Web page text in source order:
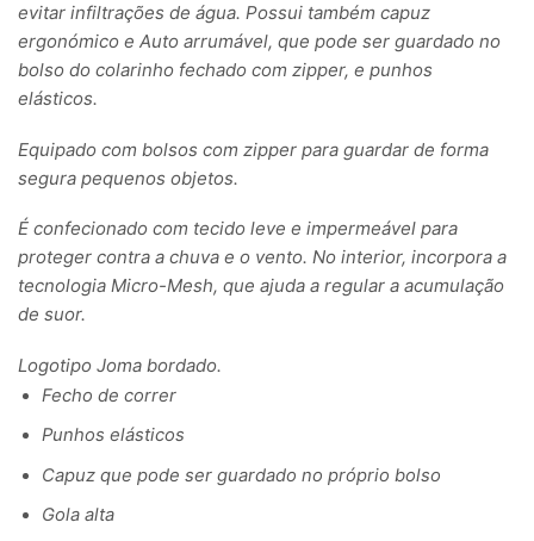
evitar infiltrações de água. Possui também capuz
ergonómico e Auto arrumável, que pode ser guardado no
bolso do colarinho fechado com zipper, e punhos
elásticos.
Equipado com bolsos com zipper para guardar de forma
segura pequenos objetos.
É confecionado com tecido leve e impermeável para
proteger contra a chuva e o vento. No interior, incorpora a
tecnologia Micro-Mesh, que ajuda a regular a acumulação
de suor.
Logotipo Joma bordado.
Fecho de correr
Punhos elásticos
Capuz que pode ser guardado no próprio bolso
Gola alta